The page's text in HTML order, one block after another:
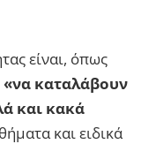
είναι, όπως
«να καταλάβουν
και κακά
και ειδικά